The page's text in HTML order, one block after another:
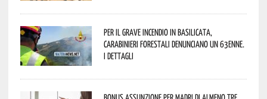
Per il grave incendio in Basilicata,
Carabinieri forestali denunciano un 63enne.
I dettagli